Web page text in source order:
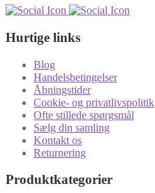
Hurtige links
Blog
Handelsbetingelser
Åbningstider
Cookie- og privatlivspolitik
Ofte stillede spørgsmål
Sælg din samling
Kontakt os
Returnering
Produktkategorier